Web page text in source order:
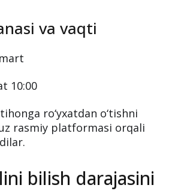
davom etadi.
va vaqti
10:00
rasmiy platformasi orqali